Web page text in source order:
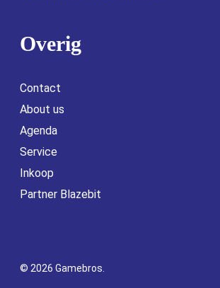
Overig
Contact
About us
Agenda
Service
Inkoop
Partner Blazebit
© 2026 Gamebros.